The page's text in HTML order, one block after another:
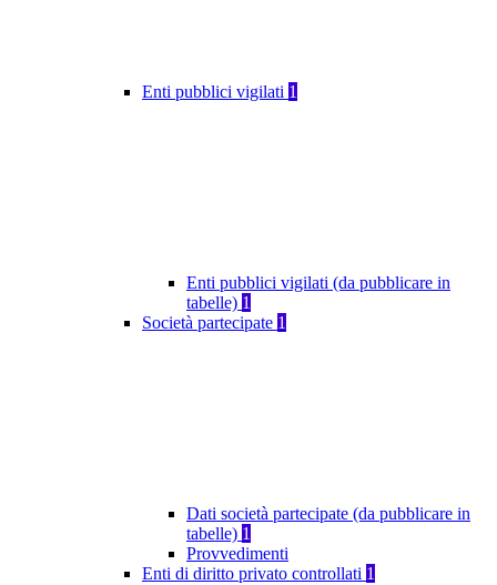
Enti pubblici vigilati 1
Enti pubblici vigilati (da pubblicare in
tabelle) 1
Società partecipate 1
Dati società partecipate (da pubblicare in
tabelle) 1
Provvedimenti
Enti di diritto privato controllati 1